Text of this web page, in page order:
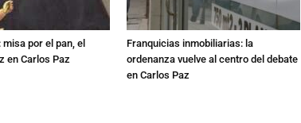
misa por el pan, el
en Carlos Paz
Franquicias inmobiliarias: la
ordenanza vuelve al centro del debate
en Carlos Paz